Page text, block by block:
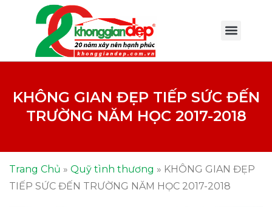
KHÔNG GIAN ĐẸP TIẾP SỨC ĐẾN
TRƯỜNG NĂM HỌC 2017-2018
Trang Chủ » Quỹ tình thương » KHÔNG GIAN ĐẸP
TIẾP SỨC ĐẾN TRƯỜNG NĂM HỌC 2017-2018